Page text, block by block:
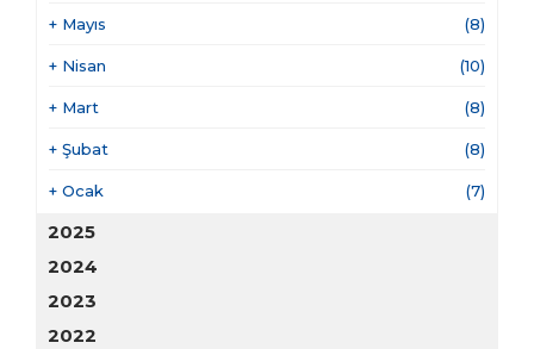
+ Mayıs (8)
+ Nisan (10)
+ Mart (8)
+ Şubat (8)
+ Ocak (7)
2025
2024
2023
2022